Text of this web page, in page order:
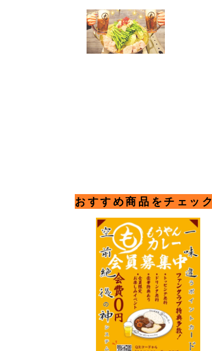
おすすめ商品をチェック